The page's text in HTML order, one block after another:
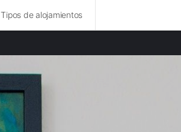
Tipos de alojamientos